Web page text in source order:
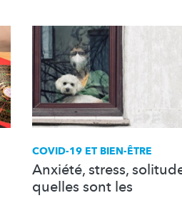
COVID-19 ET BIEN-ÊTRE
Anxiété, stress,
quelles sont les